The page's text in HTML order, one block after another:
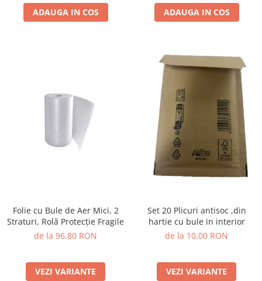
ADAUGA IN COS ADAUGA IN COS
Folie cu Bule de Aer Mici, 2
Straturi, Rolă Protecție Fragile
de la 96,80 RON
VEZI VARIANTE
Set 20 Plicuri antisoc ,din
hartie cu bule in interior
de la 10,00 RON
VEZI VARIANTE